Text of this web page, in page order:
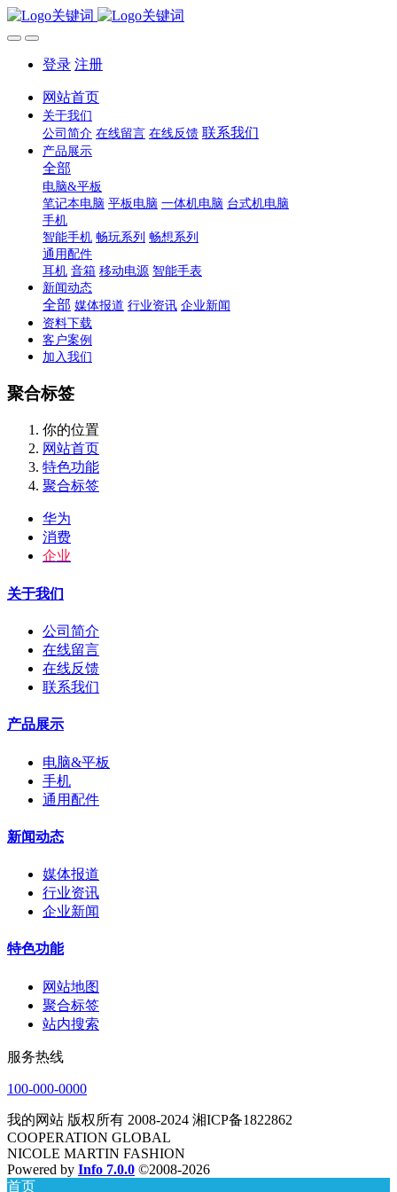
登录 注册
网站首页
关于我们
公司简介 在线留言 在线反馈 联系我们
产品展示
全部
电脑&平板
笔记本电脑 平板电脑 一体机电脑 台式机电脑
手机
智能手机 畅玩系列 畅想系列
通用配件
耳机 音箱 移动电源 智能手表
新闻动态
全部 媒体报道 行业资讯 企业新闻
资料下载
客户案例
加入我们
聚合标签
你的位置
网站首页
特色功能
聚合标签
华为
消费
企业
关于我们
公司简介
在线留言
在线反馈
联系我们
产品展示
电脑&平板
手机
通用配件
新闻动态
媒体报道
行业资讯
企业新闻
特色功能
网站地图
聚合标签
站内搜索
服务热线
100-000-0000
我的网站 版权所有 2008-2024 湘ICP备1822862
COOPERATION GLOBAL
NICOLE MARTIN FASHION
Powered by Info 7.0.0 ©2008-2026
首页